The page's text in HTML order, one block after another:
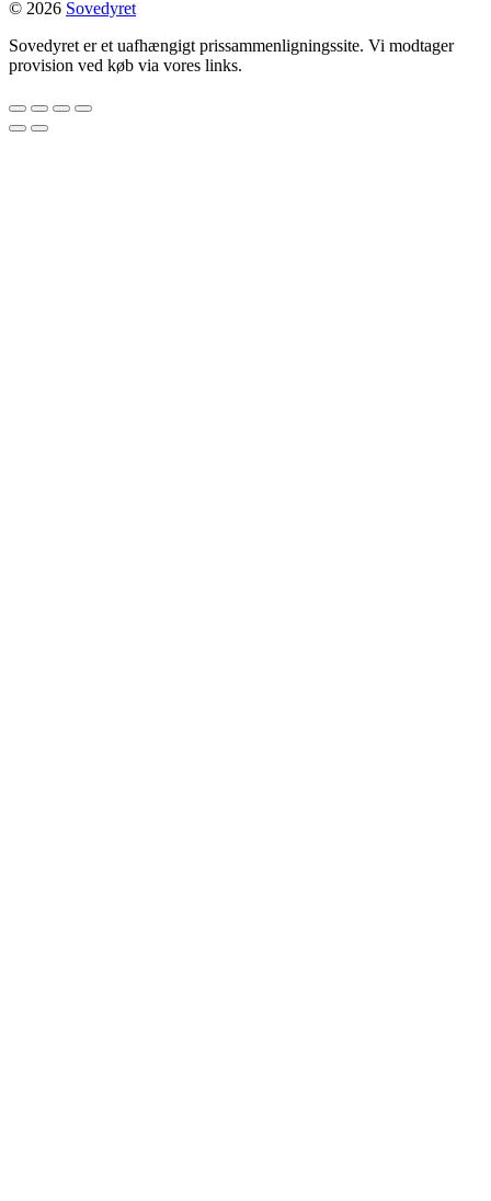
© 2026 Sovedyret
Sovedyret er et uafhængigt prissammenligningssite. Vi modtager
provision ved køb via vores links.